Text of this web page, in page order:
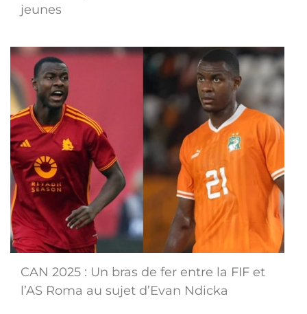
jeunes
CAN 2025 : Un bras de fer entre la FIF et
l’AS Roma au sujet d’Evan Ndicka